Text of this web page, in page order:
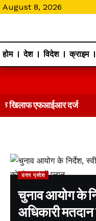
August 8, 2026
होम देश विदेश क्राइम
दर्ज उत्तर प्रदेश में
उत्तर प्रदेश
चुनाव आयोग के
अधिकारी